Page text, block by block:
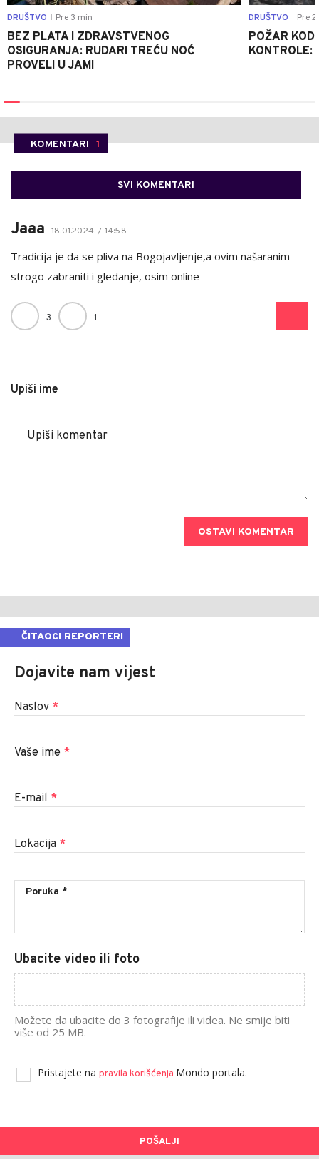
DRUŠTVO Pre 3 min
BEZ PLATA I ZDRAVSTVENOG
OSIGURANJA: RUDARI TREĆU NOĆ
PROVELI U JAMI
DRUŠTVO Pre
POŽAR KOD
KONTROLE:
KOMENTARI 1
SVI KOMENTARI
Jaaa 18.01.2024. / 14:58
Tradicija je da se pliva na Bogojavljenje,a ovim našaranim
strogo zabraniti i gledanje, osim online
3 1
Upiši ime
OSTAVI KOMENTAR
ČITAOCI REPORTERI
Dojavite nam vijest
Naslov *
Vaše ime *
E-mail *
Lokacija *
Ubacite video ili foto
Možete da ubacite do 3 fotografije ili videa. Ne smije biti
više od 25 MB.
Pristajete na pravila korišćenja Mondo portala.
POŠALJI